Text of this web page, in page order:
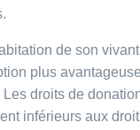
de son
plus
Les droits de
inférieurs aux